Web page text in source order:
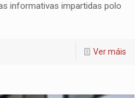
informativas impartidas polo
Ver máis